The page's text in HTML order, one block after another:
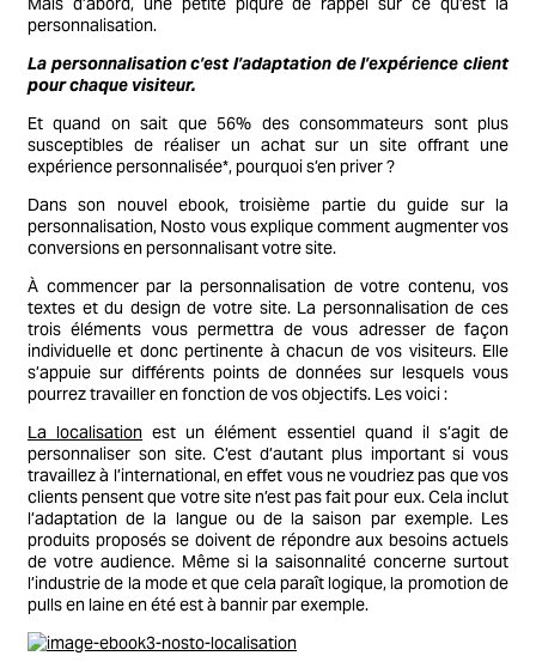
personnalisation.
La personnalisation c’est l’adaptation de l’expérience client
pour chaque visiteur.
Et quand on sait que 56% des consommateurs sont plus
susceptibles de réaliser un achat sur un site offrant une
expérience personnalisée*, pourquoi s’en priver ?
Dans son nouvel ebook, troisième partie du guide sur la
personnalisation, Nosto vous explique comment augmenter vos
conversions en personnalisant votre site.
À commencer par la personnalisation de votre contenu, vos
textes et du design de votre site. La personnalisation de ces
trois éléments vous permettra de vous adresser de façon
individuelle et donc pertinente à chacun de vos visiteurs. Elle
s’appuie sur différents points de données sur lesquels vous
pourrez travailler en fonction de vos objectifs. Les voici :
La localisation est un élément essentiel quand il s’agit de
personnaliser son site. C’est d’autant plus important si vous
travaillez à l’international, en effet vous ne voudriez pas que vos
clients pensent que votre site n’est pas fait pour eux. Cela inclut
l’adaptation de la langue ou de la saison par exemple. Les
produits proposés se doivent de répondre aux besoins actuels
de votre audience. Même si la saisonnalité concerne surtout
l’industrie de la mode et que cela paraît logique, la promotion de
pulls en laine en été est à bannir par exemple.